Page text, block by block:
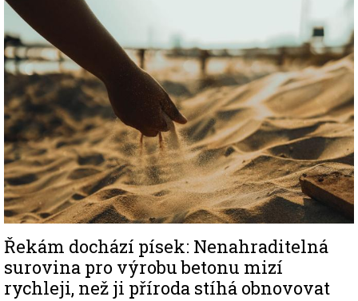
Řekám dochází písek: Nenahraditelná
surovina pro výrobu betonu mizí
rychleji, než ji příroda stíhá obnovovat